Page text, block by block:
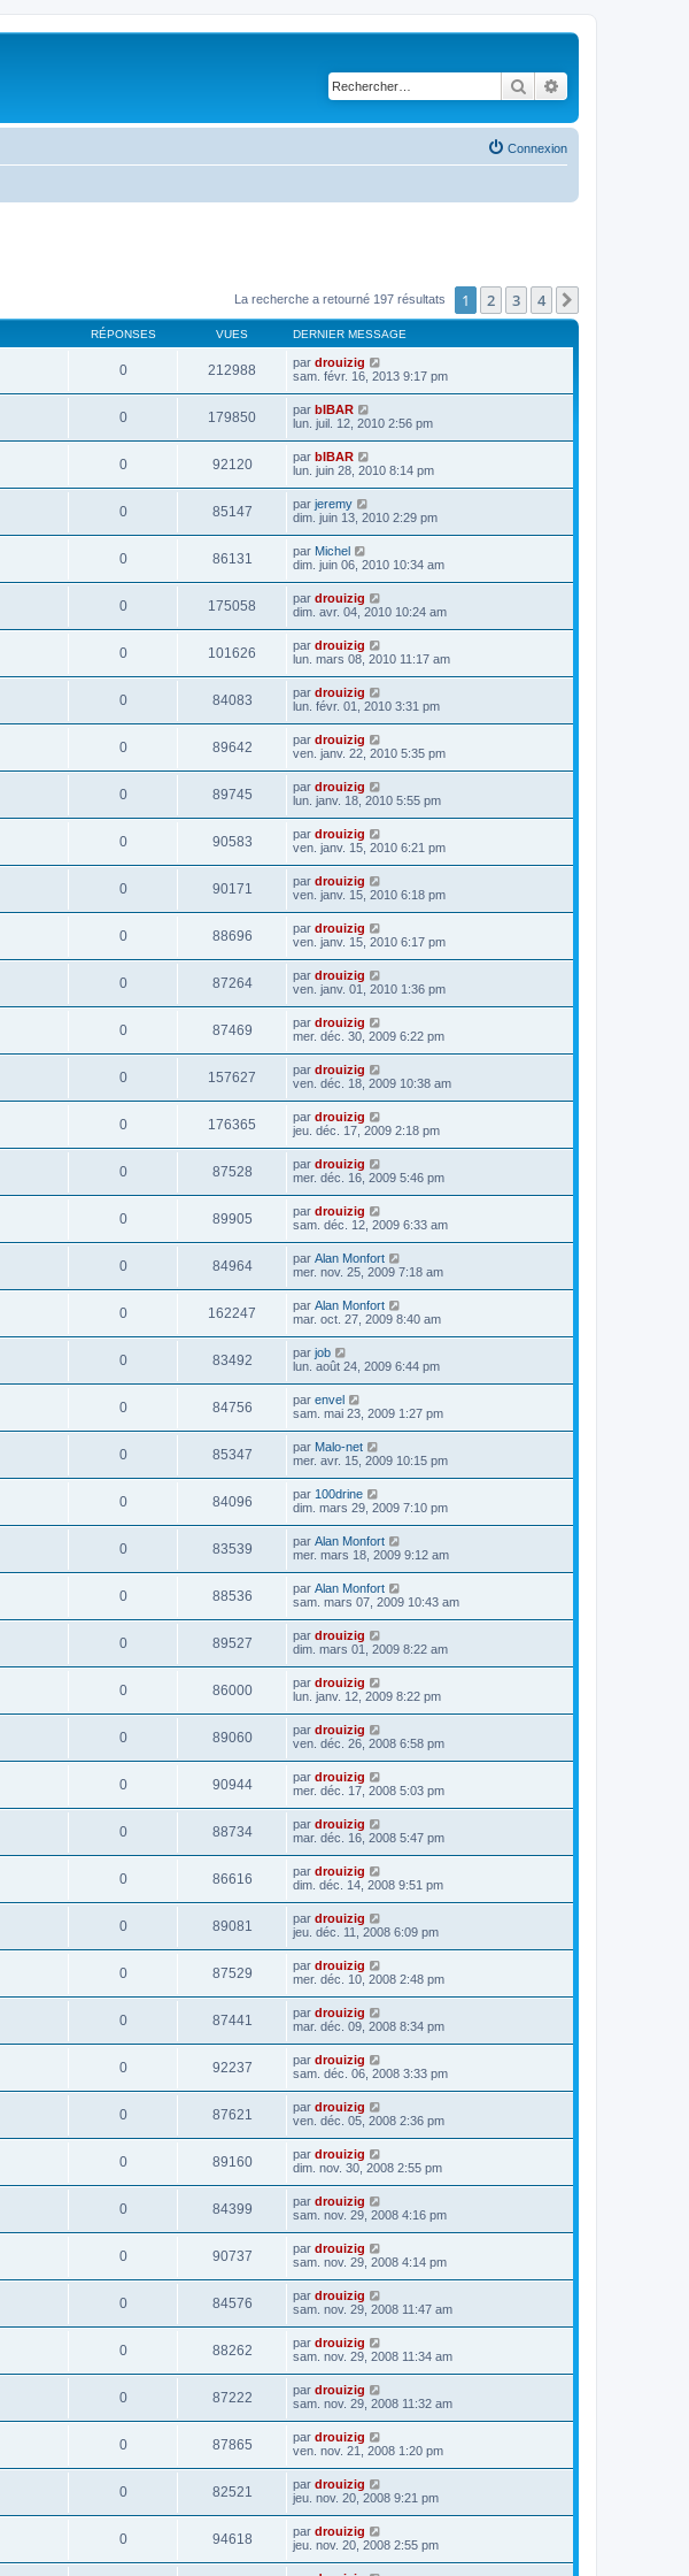
Rechercher
Connexion
La recherche a retourné 197 résultats 1 2 3 4
RÉPONSES VUES DERNIER MESSAGE
0 212988 par drouizig
sam. févr. 16, 2013 9:17 pm
0 179850 par bIBAR
lun. juil. 12, 2010 2:56 pm
0 92120 par bIBAR
lun. juin 28, 2010 8:14 pm
0 85147 par jeremy
dim. juin 13, 2010 2:29 pm
0 86131 par Michel
dim. juin 06, 2010 10:34 am
0 175058 par drouizig
dim. avr. 04, 2010 10:24 am
0 101626 par drouizig
lun. mars 08, 2010 11:17 am
0 84083 par drouizig
lun. févr. 01, 2010 3:31 pm
0 89642 par drouizig
ven. janv. 22, 2010 5:35 pm
0 89745 par drouizig
lun. janv. 18, 2010 5:55 pm
0 90583 par drouizig
ven. janv. 15, 2010 6:21 pm
0 90171 par drouizig
ven. janv. 15, 2010 6:18 pm
0 88696 par drouizig
ven. janv. 15, 2010 6:17 pm
0 87264 par drouizig
ven. janv. 01, 2010 1:36 pm
0 87469 par drouizig
mer. déc. 30, 2009 6:22 pm
0 157627 par drouizig
ven. déc. 18, 2009 10:38 am
0 176365 par drouizig
jeu. déc. 17, 2009 2:18 pm
0 87528 par drouizig
mer. déc. 16, 2009 5:46 pm
0 89905 par drouizig
sam. déc. 12, 2009 6:33 am
0 84964 par Alan Monfort
mer. nov. 25, 2009 7:18 am
0 162247 par Alan Monfort
mar. oct. 27, 2009 8:40 am
0 83492 par job
lun. août 24, 2009 6:44 pm
0 84756 par envel
sam. mai 23, 2009 1:27 pm
0 85347 par Malo-net
mer. avr. 15, 2009 10:15 pm
0 84096 par 100drine
dim. mars 29, 2009 7:10 pm
0 83539 par Alan Monfort
mer. mars 18, 2009 9:12 am
0 88536 par Alan Monfort
sam. mars 07, 2009 10:43 am
0 89527 par drouizig
dim. mars 01, 2009 8:22 am
0 86000 par drouizig
lun. janv. 12, 2009 8:22 pm
0 89060 par drouizig
ven. déc. 26, 2008 6:58 pm
0 90944 par drouizig
mer. déc. 17, 2008 5:03 pm
0 88734 par drouizig
mar. déc. 16, 2008 5:47 pm
0 86616 par drouizig
dim. déc. 14, 2008 9:51 pm
0 89081 par drouizig
jeu. déc. 11, 2008 6:09 pm
0 87529 par drouizig
mer. déc. 10, 2008 2:48 pm
0 87441 par drouizig
mar. déc. 09, 2008 8:34 pm
0 92237 par drouizig
sam. déc. 06, 2008 3:33 pm
0 87621 par drouizig
ven. déc. 05, 2008 2:36 pm
0 89160 par drouizig
dim. nov. 30, 2008 2:55 pm
0 84399 par drouizig
sam. nov. 29, 2008 4:16 pm
0 90737 par drouizig
sam. nov. 29, 2008 4:14 pm
0 84576 par drouizig
sam. nov. 29, 2008 11:47 am
0 88262 par drouizig
sam. nov. 29, 2008 11:34 am
0 87222 par drouizig
sam. nov. 29, 2008 11:32 am
0 87865 par drouizig
ven. nov. 21, 2008 1:20 pm
0 82521 par drouizig
jeu. nov. 20, 2008 9:21 pm
0 94618 par drouizig
jeu. nov. 20, 2008 2:55 pm